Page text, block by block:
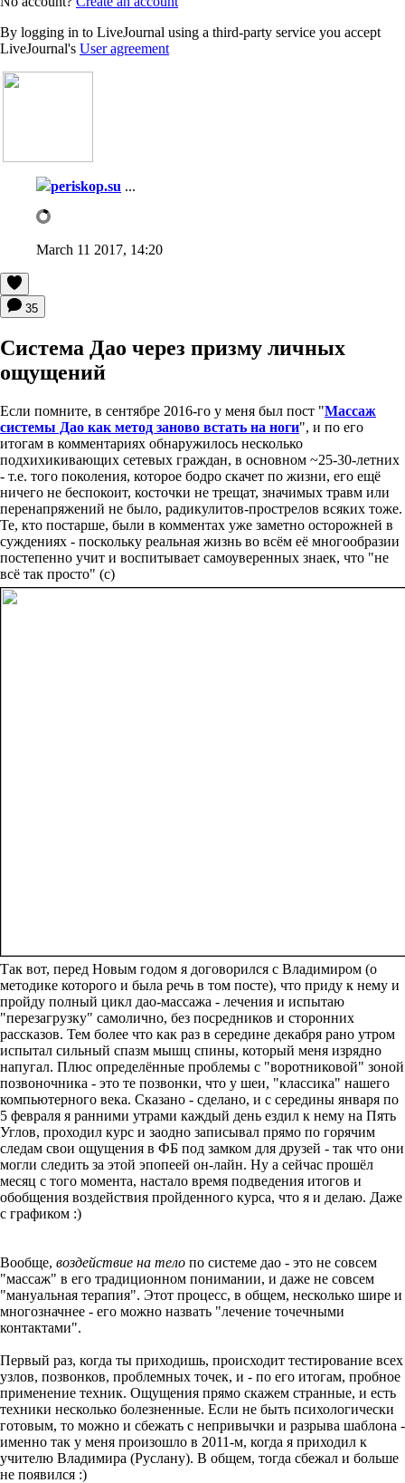
By logging in to LiveJournal using a third-party service you accept
LiveJournal's User agreement
periskop.su ...
March 11 2017, 14:20
35
Система Дао через призму личных
ощущений
Если помните, в сентябре 2016-го у меня был пост "Массаж
системы Дао как метод заново встать на ноги", и по его
итогам в комментариях обнаружилось несколько
подхихикивающих сетевых граждан, в основном ~25-30-летних
- т.е. того поколения, которое бодро скачет по жизни, его ещё
ничего не беспокоит, косточки не трещат, значимых травм или
перенапряжений не было, радикулитов-прострелов всяких тоже.
Те, кто постарше, были в комментах уже заметно осторожней в
суждениях - поскольку реальная жизнь во всём её многообразии
постепенно учит и воспитывает самоуверенных знаек, что "не
всё так просто" (с)
Так вот, перед Новым годом я договорился с Владимиром (о
методике которого и была речь в том посте), что приду к нему и
пройду полный цикл дао-массажа - лечения и испытаю
"перезагрузку" самолично, без посредников и сторонних
рассказов. Тем более что как раз в середине декабря рано утром
испытал сильный спазм мышц спины, который меня изрядно
напугал. Плюс определённые проблемы с "воротниковой" зоной
позвоночника - это те позвонки, что у шеи, "классика" нашего
компьютерного века. Сказано - сделано, и с середины января по
5 февраля я ранними утрами каждый день ездил к нему на Пять
Углов, проходил курс и заодно записывал прямо по горячим
следам свои ощущения в ФБ под замком для друзей - так что они
могли следить за этой эпопеей он-лайн. Ну а сейчас прошёл
месяц с того момента, настало время подведения итогов и
обобщения воздействия пройденного курса, что я и делаю. Даже
с графиком :)
Вообще, воздействие на тело по системе дао - это не совсем
"массаж" в его традиционном понимании, и даже не совсем
"мануальная терапия". Этот процесс, в общем, несколько шире и
многозначнее - его можно назвать "лечение точечными
контактами".
Первый раз, когда ты приходишь, происходит тестирование всех
узлов, позвонков, проблемных точек, и - по его итогам, пробное
применение техник. Ощущения прямо скажем странные, и есть
техники несколько болезненные. Если не быть психологически
готовым, то можно и сбежать с непривычки и разрыва шаблона -
именно так у меня произошло в 2011-м, когда я приходил к
учителю Владимира (Руслану). В общем, тогда сбежал и больше
не появился :)